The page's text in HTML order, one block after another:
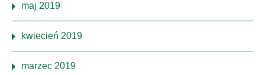
maj 2019
kwiecień 2019
marzec 2019